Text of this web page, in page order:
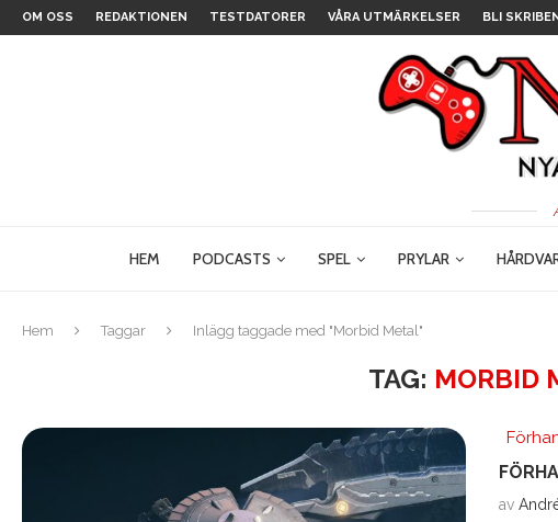
OM OSS REDAKTIONEN TESTDATORER VÅRA UTMÄRKELSER BLI
HEM PODCASTS SPEL PRYLAR
Hem Taggar Inlägg taggade med "Morbid Metal"
TAG: MORBID
av